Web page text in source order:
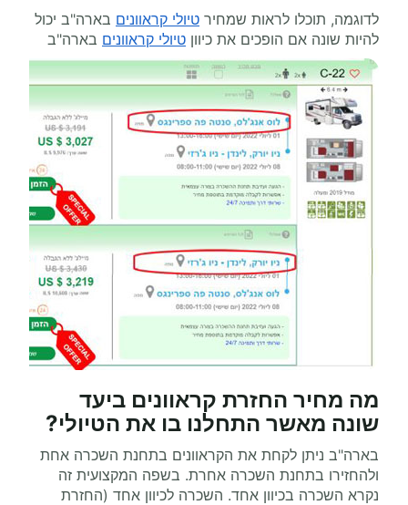
לדוגמה, תוכלו לראות שמחיר טיולי קראוונים בארה"ב יכול
להיות שונה אם הופכים את כיוון טיולי קראוונים בארה"ב
מה מחיר החזרת קראוונים ביעד
שונה מאשר התחלנו בו את הטיולי?
בארה"ב ניתן לקחת את הקראוונים בתחנת השכרה אחת
ולהחזירו בתחנת השכרה אחרת. בשפה המקצועית זה
נקרא השכרה בכיוון אחד. השכרה לכיוון אחד (החזרת